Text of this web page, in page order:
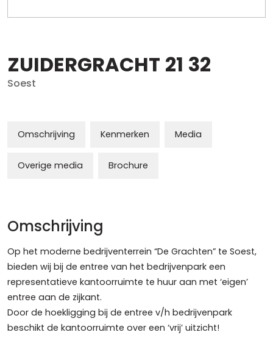
ZUIDERGRACHT 21 32
Soest
Omschrijving Kenmerken Media
Overige media Brochure
Omschrijving
Op het moderne bedrijventerrein “De Grachten” te Soest,
bieden wij bij de entree van het bedrijvenpark een
representatieve kantoorruimte te huur aan met ‘eigen’
entree aan de zijkant.
Door de hoekligging bij de entree v/h bedrijvenpark
beschikt de kantoorruimte over een ‘vrij’ uitzicht!